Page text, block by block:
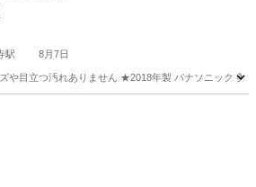
駅 8月7日
や目立つ汚れありません ★2018年製 パナソニック 美